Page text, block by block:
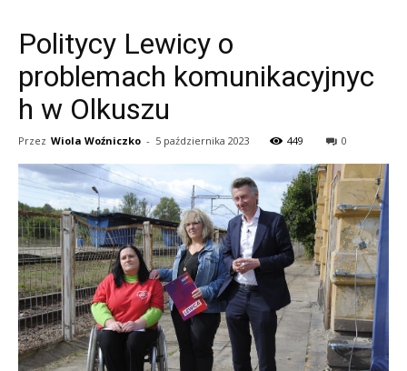
Politycy Lewicy o
problemach komunikacyjnyc
h w Olkuszu
Przez Wiola Woźniczko - 5 października 2023 449 0